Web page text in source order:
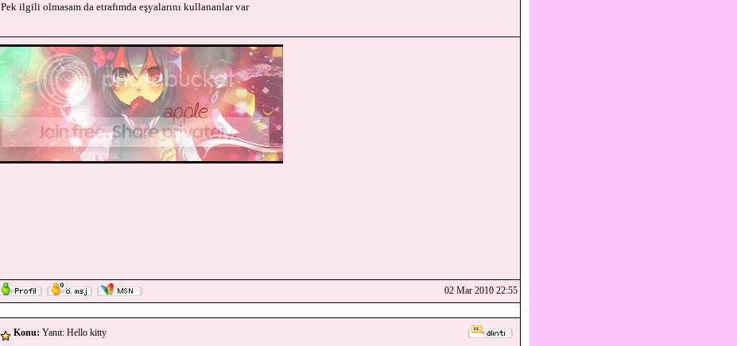
Pek ilgili olmasam da etrafımda eşyalarını kullananlar var
02 Mar 2010 22:55
Konu: Yanıt: Hello kitty